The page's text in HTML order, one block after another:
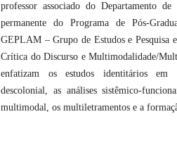
professor associado do Departamento
permanente do Programa de Pós-
GEPLAM – Grupo de Estudos e Pesquisa
Crítica do Discurso e Multimodalidade/
enfatizam os estudos identitários em
descolonial, as análises sistêmico-
multimodal, os multiletramentos e a